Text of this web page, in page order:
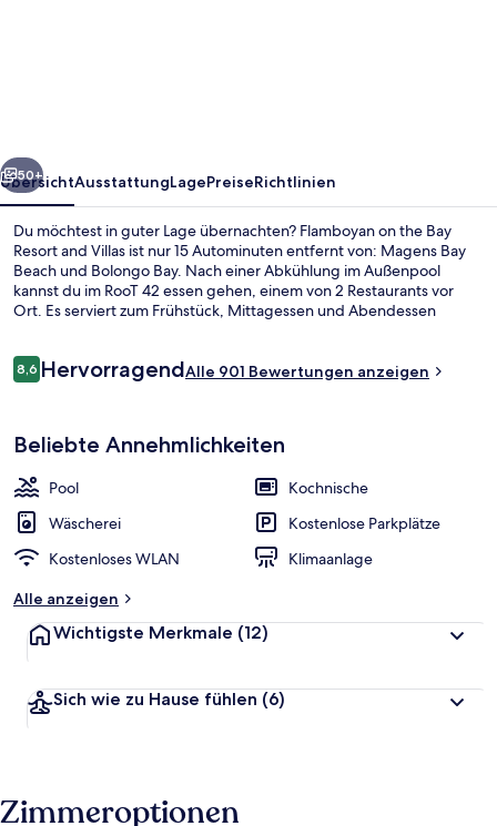
Villas
Weiter
50+
ÜbersichtAusstattungLagePreiseRichtlinien
Du möchtest in guter Lage übernachten? Flamboyan on the Bay
Resort and Villas ist nur 15 Autominuten entfernt von: Magens Bay
Beach und Bolongo Bay. Nach einer Abkühlung im Außenpool
kannst du im RooT 42 essen gehen, einem von 2 Restaurants vor
Ort. Es serviert zum Frühstück, Mittagessen und Abendessen
Annehmlichkeiten wie Kühlschränke und Mikrowellen. Anderen
Bewertungen
8,68,6 von 10.
HervorragendAlle 901 Bewertungen anzeigen
Beliebte Annehmlichkeiten
Pool
Kochnische
Wäscherei
Kostenlose Parkplätze
Kostenloses WLAN
Klimaanlage
Alle anzeigen
Wichtigste Merkmale (12)
Sich wie zu Hause fühlen (6)
Zimmeroptionen